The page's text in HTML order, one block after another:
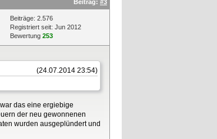
Beitrag: #3
Beiträge: 2.576
Registriert seit: Jun 2012
Bewertung 253
(24.07.2014 23:54)
das eine ergiebige
der neu gewonnenen
wurden ausgeplündert und